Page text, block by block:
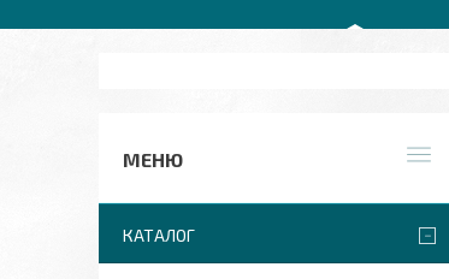
КАТАЛОГ